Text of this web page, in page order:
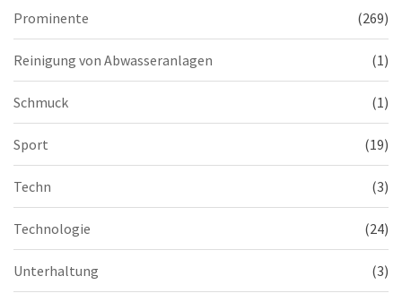
Prominente (269)
Reinigung von Abwasseranlagen (1)
Schmuck (1)
Sport (19)
Techn (3)
Technologie (24)
Unterhaltung (3)